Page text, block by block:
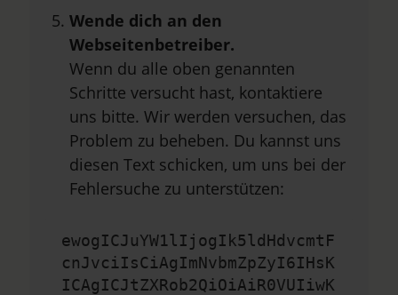
Wende dich an den
Webseitenbetreiber.
Wenn du alle oben genannten
Schritte versucht hast, kontaktiere
uns bitte. Wir werden versuchen, das
Problem zu beheben. Du kannst uns
diesen Text schicken, um uns bei der
Fehlersuche zu unterstützen:
ewogICJuYW1lIjogIk5ldHdvcmtF
cnJvciIsCiAgImNvbmZpZyI6IHsK
ICAgICJtZXRob2QiOiAiR0VUIiwK